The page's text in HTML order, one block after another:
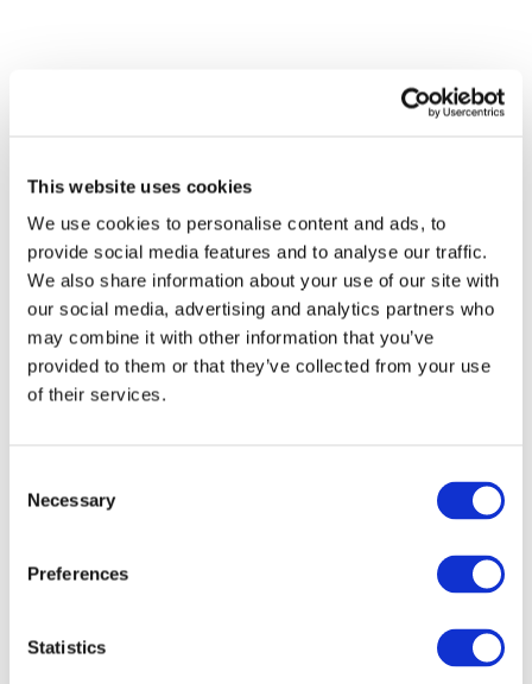
This website uses cookies
We use cookies to personalise content and ads, to
provide social media features and to analyse our traffic.
We also share information about your use of our site with
our social media, advertising and analytics partners who
may combine it with other information that you’ve
provided to them or that they’ve collected from your use
of their services.
Selection
Necessary
Preferences
Statistics